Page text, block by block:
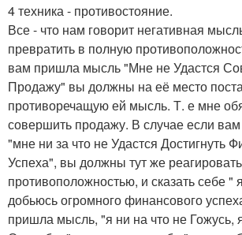
4 техника - противостояние.
Все - что нам говорит негативная
превратить в полную
вам пришла мысль "Мне не Удастся
Продажу" вы должны на её место
противоречащую ей мысль. Т. е мне
совершить продажу. В случае если
"мне ни за что не Удастся Достигнуть
Успеха", вы должны тут же
противоположностью, и сказать себе "
добьюсь огромного финансового
пришла мысль, "я ни на что не Гожусь,